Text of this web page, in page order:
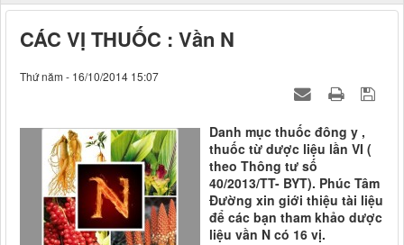
CÁC VỊ THUỐC : Vần N
Thứ năm - 16/10/2014 15:07
Danh mục thuốc đông y ,
thuốc từ dược liệu lần VI (
theo Thông tư số
40/2013/TT- BYT). Phúc Tâm
Đường xin giới thiệu tài liệu
để các bạn tham khảo dược
liệu vần N có 16 vị.